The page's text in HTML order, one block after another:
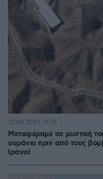
Μεταφέραμε σε μυστική
ουράνιο πριν από τους
Ιρανοί
22.06.2025, 11:26